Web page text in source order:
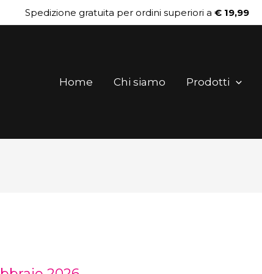
Spedizione gratuita per ordini superiori a € 19,99
Home Chi siamo Prodotti